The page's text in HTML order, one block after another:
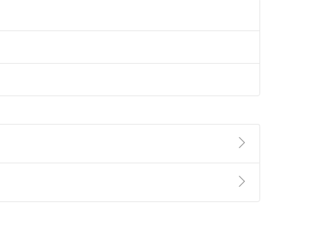
第2條第5款之規定，「非以有形媒介提供之數位